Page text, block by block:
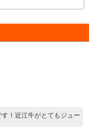
！近江牛がとてもジュー